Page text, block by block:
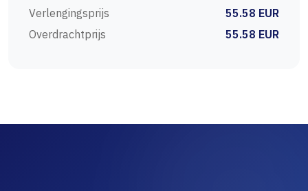
Verlengingsprijs
55.58 EUR
Overdrachtprijs
55.58 EUR